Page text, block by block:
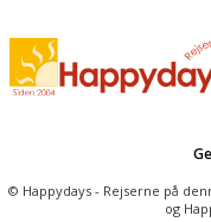
© Happydays - Rejserne på
og